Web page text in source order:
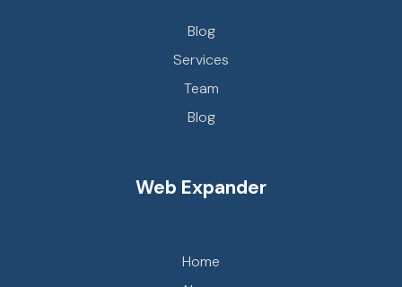
Blog
Services
Team
Blog
Web Expander
Home